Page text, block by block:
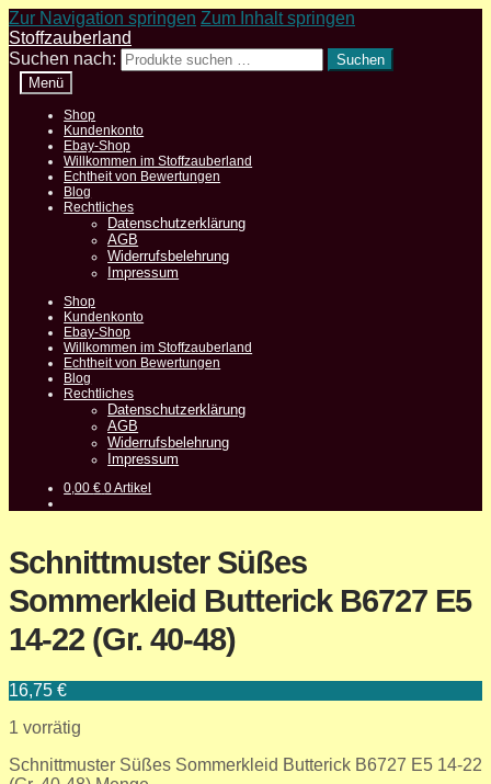
Zur Navigation springen Zum Inhalt springen
Stoffzauberland
Suchen nach:
Suchen
Menü
Shop
Kundenkonto
Ebay-Shop
Willkommen im Stoffzauberland
Echtheit von Bewertungen
Blog
Rechtliches
Datenschutzerklärung
AGB
Widerrufsbelehrung
Impressum
Shop
Kundenkonto
Ebay-Shop
Willkommen im Stoffzauberland
Echtheit von Bewertungen
Blog
Rechtliches
Datenschutzerklärung
AGB
Widerrufsbelehrung
Impressum
0,00€ 0 Artikel
Schnittmuster Süßes
Sommerkleid Butterick B6727 E5
14-22 (Gr. 40-48)
16,75 €
1 vorrätig
Schnittmuster Süßes Sommerkleid Butterick B6727 E5 14-22